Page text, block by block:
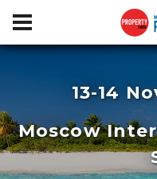
13-14
Moscow